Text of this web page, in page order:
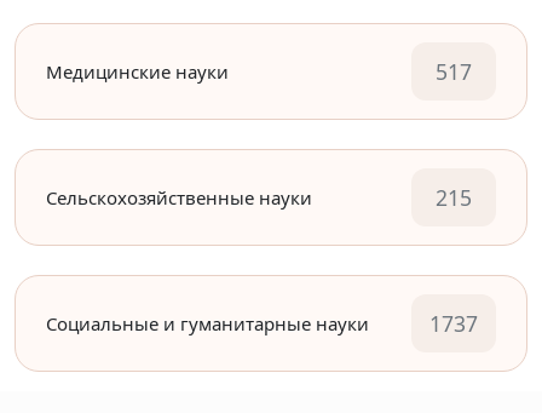
Медицинские науки 517
Сельскохозяйственные науки 215
Социальные и гуманитарные науки 1737